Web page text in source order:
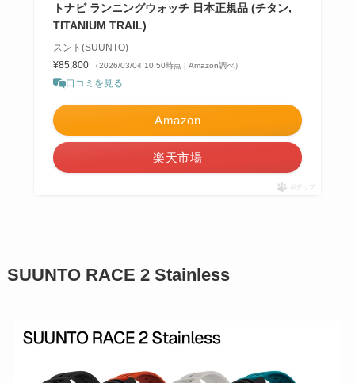
トナビ ランニングウォッチ 日本正規品 (チタン,
TITANIUM TRAIL)
スント(SUUNTO)
¥85,800
（2026/03/04 10:50時点 | Amazon調べ）
口コミを見る
Amazon
楽天市場
ポチップ
SUUNTO RACE 2 Stainless